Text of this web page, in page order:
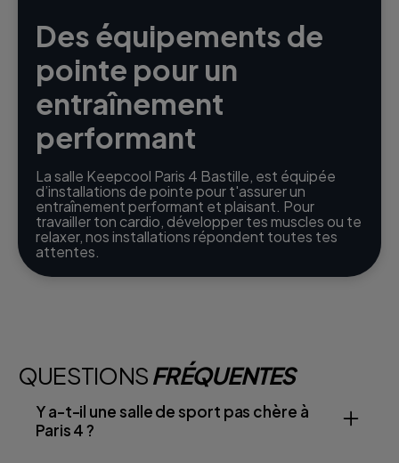
Des équipements de
pointe pour un
entraînement
performant
La salle Keepcool Paris 4 Bastille, est équipée
d’installations de pointe pour t'assurer un
entraînement performant et plaisant. Pour
travailler ton cardio, développer tes muscles ou te
relaxer, nos installations répondent toutes tes
attentes.
QUESTIONSFRÉQUENTES
Y a-t-il une salle de sport pas chère à
Paris 4 ?